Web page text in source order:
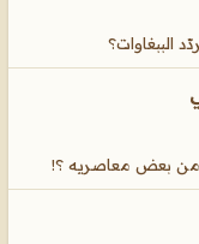
الببغاوات؟
من بعض معاصريه ؟!